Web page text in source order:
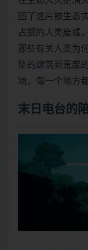
回了这片被生态
占据的人类废墟
那些有关人类为
坠的建筑到荒废
场，每一个地方
末日电台的